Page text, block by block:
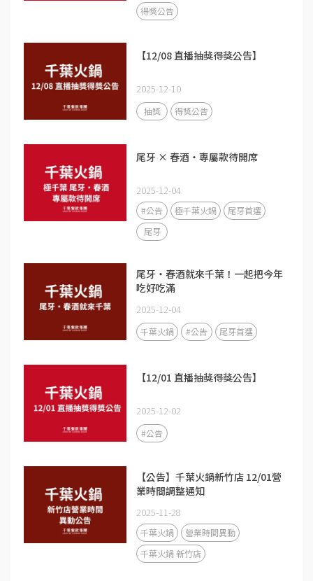
得獎公告
【12/08 直播抽獎得獎公告】
2025-12-10
抽獎 得獎公告
尾牙 × 春酒・專屬款待開席
2025-12-04
#公告 極千葉火鍋
尾牙首選
尾牙
尾牙・春酒就來千葉！一起把今年
吃好吃滿
2025-12-04
千葉火鍋 #公告 尾牙首選
【12/01 直播抽獎得獎公告】
2025-12-02
#公告
【公告】千葉火鍋新竹店 12/01營
業時間調整通知
2025-11-28
千葉火鍋
營業時間異動
千葉火鍋 新竹店